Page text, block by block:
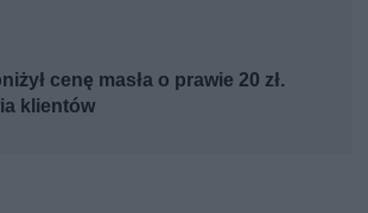
cenę masła o prawie 20 zł.
klientów